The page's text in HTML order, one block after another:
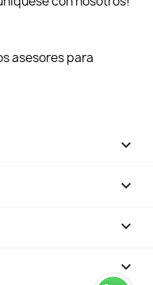
asesores para



keyboard_arrow_down